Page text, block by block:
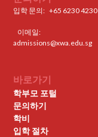
입학 문의:+65 6230 4230
이메일:
admissions@xwa.edu.sg
바로가기
학부모 포털
문의하기
학비
입학 절차